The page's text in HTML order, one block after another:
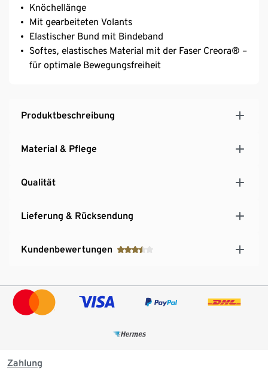
Knöchellänge
Mit gearbeiteten Volants
Elastischer Bund mit Bindeband
Softes, elastisches Material mit der Faser Creora® –
für optimale Bewegungsfreiheit
Produktbeschreibung
Material & Pflege
Qualität
Lieferung & Rücksendung
Kundenbewertungen
Zahlung